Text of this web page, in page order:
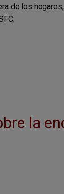
de los
la